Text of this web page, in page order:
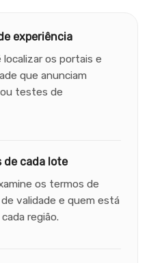
experiência
os portais e
que anunciam
testes de
de cada lote
os termos de
validade e quem está
região.